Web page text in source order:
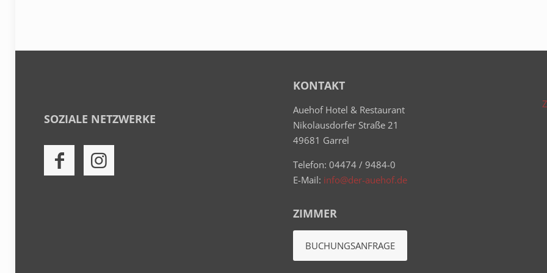
SOZIALE NETZWERKE
KONTAKT
Auehof Hotel & Restaurant
Nikolausdorfer Straße 21
49681 Garrel
Telefon: 04474 / 9484-0
E-Mail: info@der-auehof.de
ZIMMER
BUCHUNGSANFRAGE